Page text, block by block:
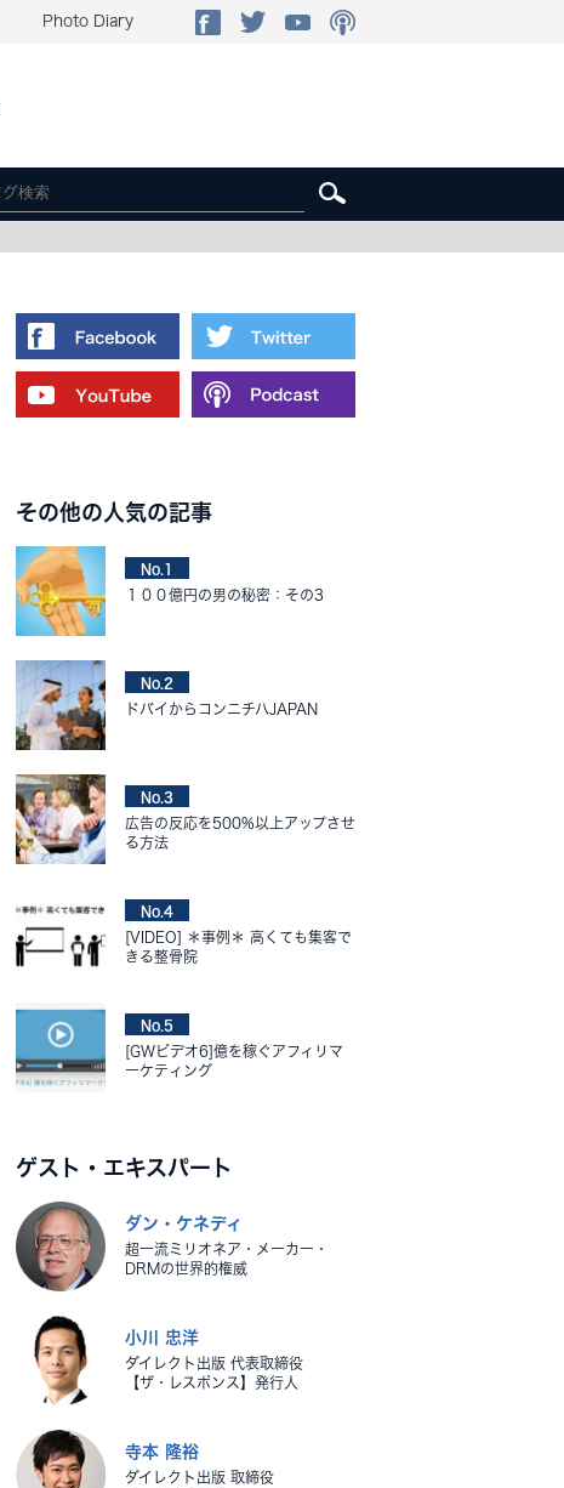
Photo Diary
その他の人気の記事
No.1
１００億円の男の秘密：その3
No.2
ドバイからコンニチハJAPAN
No.3
広告の反応を500%以上アップさせ
る方法
No.4
[VIDEO] ＊事例＊ 高くても集客で
きる整骨院
No.5
[GWビデオ6]億を稼ぐアフィリマ
ーケティング
ゲスト・エキスパート
ダン・ケネディ
超一流ミリオネア・メーカー・
DRMの世界的権威
小川 忠洋
ダイレクト出版 代表取締役
【ザ・レスポンス】発行人
寺本 隆裕
ダイレクト出版 取締役